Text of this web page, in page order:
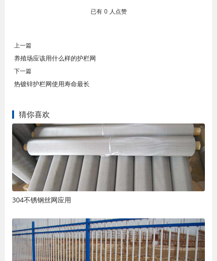
已有 0 人点赞
上一篇
养殖场应该用什么样的护栏网
下一篇
热镀锌护栏网使用寿命最长
猜你喜欢
304不锈钢丝网应用